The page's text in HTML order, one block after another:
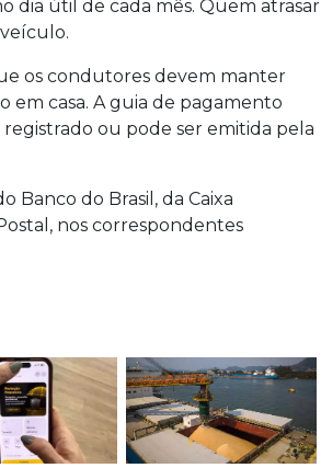
dia útil de cada mês. Quem atrasar
os condutores devem manter
casa. A guia de pagamento
ou pode ser emitida pela
Banco do Brasil, da Caixa
nos correspondentes